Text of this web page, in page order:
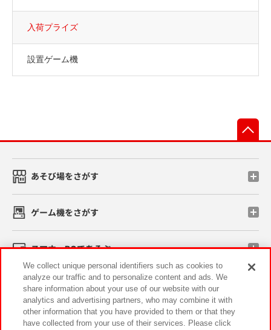
入荷プライズ
設置ゲーム機
あそび場をさがす
ゲーム機をさがす
スマホ・PCであそぶ
イベント・キャンペーン
We collect unique personal identifiers such as cookies to
analyze our traffic and to personalize content and ads. We
share information about your use of our website with our
analytics and advertising partners, who may combine it with
other information that you have provided to them or that they
have collected from your use of their services. Please click